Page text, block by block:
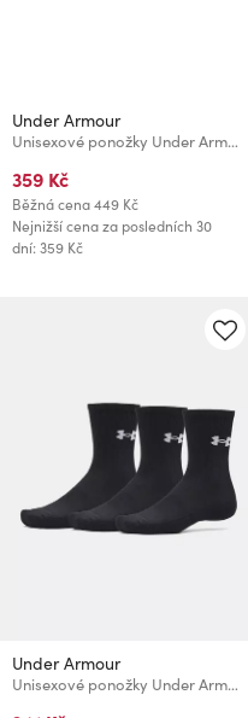
Under Armour
Unisexové ponožky Under Armour Unisex UA TC Qtr (3 páry)
359 Kč
Běžná cena449 Kč
Nejnižší cena za posledních 30
dní: 359 Kč
Under Armour
Unisexové ponožky Under Armour UA Performance Cotton 3p Crw